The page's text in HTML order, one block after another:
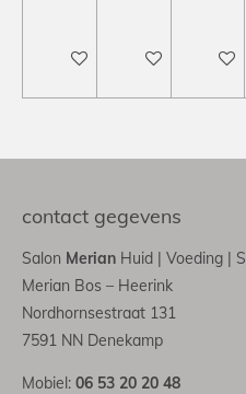
In winkelwagenIn winkelwagen
In
contact gegevens
Salon Merian Huid | Voeding |
Merian Bos – Heerink
Nordhornsestraat 131
7591 NN Denekamp
Mobiel: 06 53 20 20 48